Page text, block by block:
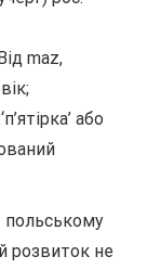
maz,
або
польському
розвиток не